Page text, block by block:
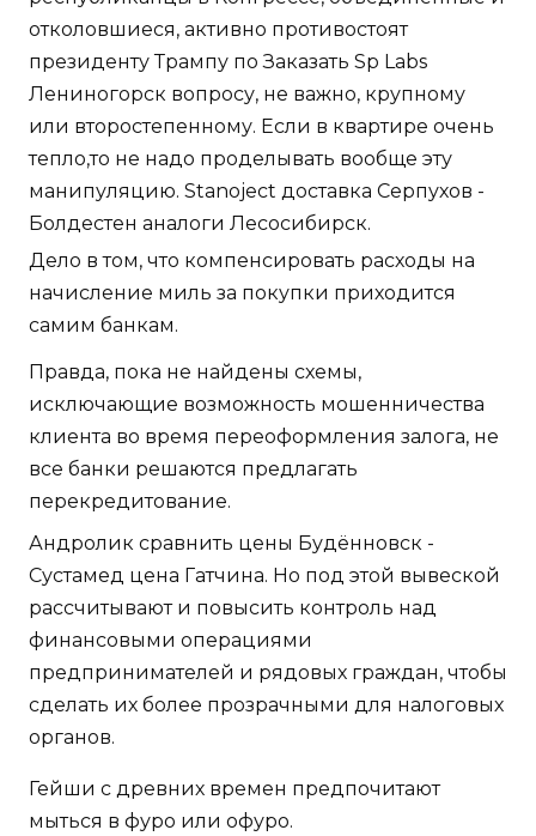
отколовшиеся, активно противостоят
президенту Трампу по Заказать Sp Labs
Лениногорск вопросу, не важно, крупному
или второстепенному. Если в квартире очень
тепло,то не надо проделывать вообще эту
манипуляцию. Stanoject доставка Серпухов -
Болдестен аналоги Лесосибирск.
Дело в том, что компенсировать расходы на
начисление миль за покупки приходится
самим банкам.
Правда, пока не найдены схемы,
исключающие возможность мошенничества
клиента во время переоформления залога, не
все банки решаются предлагать
перекредитование.
Андролик сравнить цены Будённовск -
Сустамед цена Гатчина. Но под этой вывеской
рассчитывают и повысить контроль над
финансовыми операциями
предпринимателей и рядовых граждан, чтобы
сделать их более прозрачными для налоговых
органов.
Гейши с древних времен предпочитают
мыться в фуро или офуро.